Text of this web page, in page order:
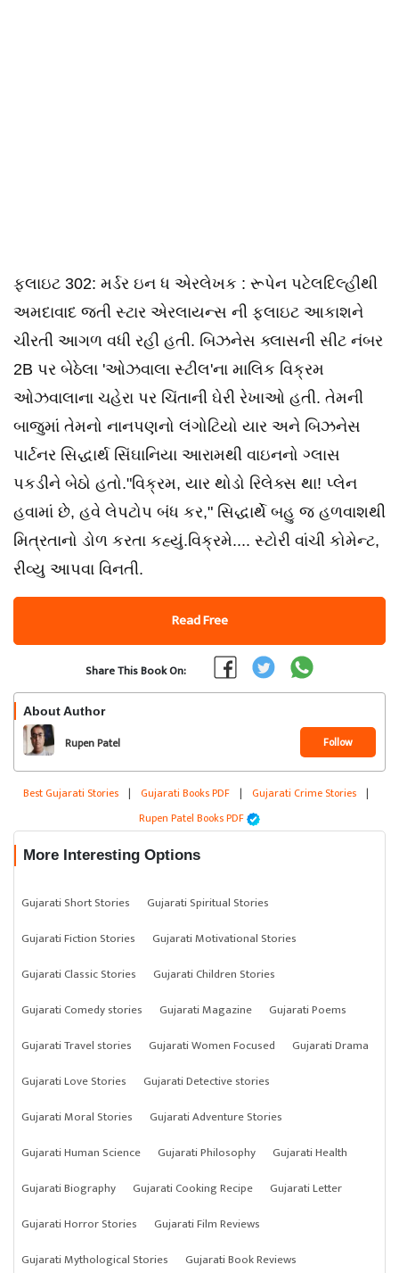
ફ્લાઇટ 302: મર્ડર ઇન ધ એરલેખક : રૂપેન પટેલદિલ્હીથી
અમદાવાદ જતી સ્ટાર એરલાયન્સ ની ફ્લાઇટ આકાશને
ચીરતી આગળ વધી રહી હતી. બિઝનેસ ક્લાસની સીટ નંબર
2B પર બેઠેલા 'ઓઝવાલા સ્ટીલ'ના માલિક વિક્રમ
ઓઝવાલાના ચહેરા પર ચિંતાની ઘેરી રેખાઓ હતી. તેમની
બાજુમાં તેમનો નાનપણનો લંગોટિયો યાર અને બિઝનેસ
પાર્ટનર સિદ્ધાર્થ સિંઘાનિયા આરામથી વાઇનનો ગ્લાસ
પકડીને બેઠો હતો."વિક્રમ, યાર થોડો રિલેક્સ થા! પ્લેન
હવામાં છે, હવે લેપટોપ બંધ કર," સિદ્ધાર્થે બહુ જ હળવાશથી
મિત્રતાનો ડોળ કરતા કહ્યું.વિક્રમે.... સ્ટોરી વાંચી કોમેન્ટ,
રીવ્યુ આપવા વિનતી.
Read Free
Share This Book On:
About Author
Rupen Patel Follow
Best Gujarati Stories | Gujarati Books PDF | Gujarati Crime Stories |
Rupen Patel Books PDF
More Interesting Options
Gujarati Short Stories
Gujarati Spiritual Stories
Gujarati Fiction Stories
Gujarati Motivational Stories
Gujarati Classic Stories
Gujarati Children Stories
Gujarati Comedy stories
Gujarati Magazine
Gujarati Poems
Gujarati Travel stories
Gujarati Women Focused
Gujarati Drama
Gujarati Love Stories
Gujarati Detective stories
Gujarati Moral Stories
Gujarati Adventure Stories
Gujarati Human Science
Gujarati Philosophy
Gujarati Health
Gujarati Biography
Gujarati Cooking Recipe
Gujarati Letter
Gujarati Horror Stories
Gujarati Film Reviews
Gujarati Mythological Stories
Gujarati Book Reviews